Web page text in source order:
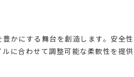
かにする舞台を創造します。安全
に合わせて調整可能な柔軟性を提供